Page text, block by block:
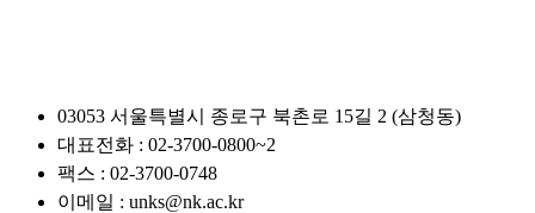
03053 서울특별시 종로구 북촌로 15길 2 (삼청동)
대표전화 : 02-3700-0800~2
팩스 : 02-3700-0748
이메일 : unks@nk.ac.kr